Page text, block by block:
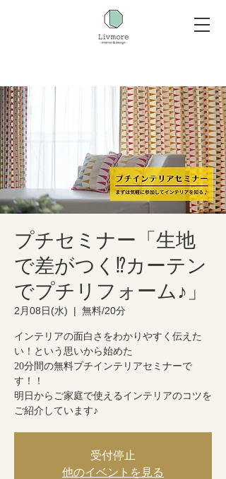
プチセミナー「生地
で差がつく⁉カーテン
でプチリフォーム♪」
2月08日(水)
  |
無料/20分
インテリアの面白さをわかりやすく伝えた
い！という思いから始めた
20分間の無料プチインテリアセミナーで
す！！
明日からご家庭で使えるインテリアのコツを
ご紹介しています♪
受付停止
他のイベントを見る